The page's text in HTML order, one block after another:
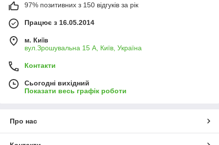
97% позитивних з 150 відгуків за рік
Працює з 16.05.2014
м. Київ
вул.Зрошувальна 15 А, Київ, Україна
Контакти
Сьогодні вихідний
Показати весь графік роботи
Про нас